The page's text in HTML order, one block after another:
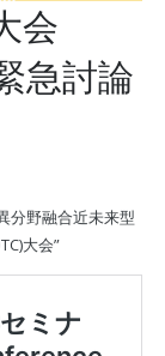
会
急討論
分野融合近未来型
大会”